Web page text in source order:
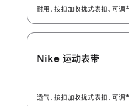
耐用、按扣加收拢式表扣、可调
Nike 运动表带
透气、按扣加收拢式表扣、可调